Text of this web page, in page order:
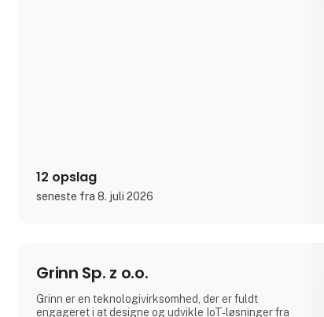
12 opslag
seneste fra 8. juli 2026
Grinn Sp. z o.o.
Grinn er en teknologivirksomhed, der er fuldt
engageret i at designe og udvikle IoT-løsninger fra